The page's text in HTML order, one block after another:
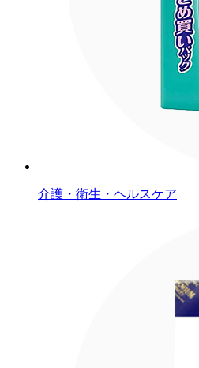
介護・衛生・ヘルスケア